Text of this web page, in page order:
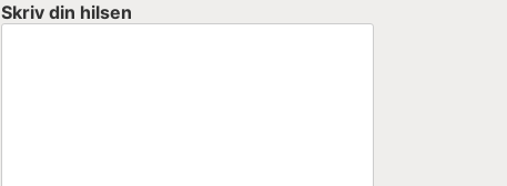
Skriv din hilsen